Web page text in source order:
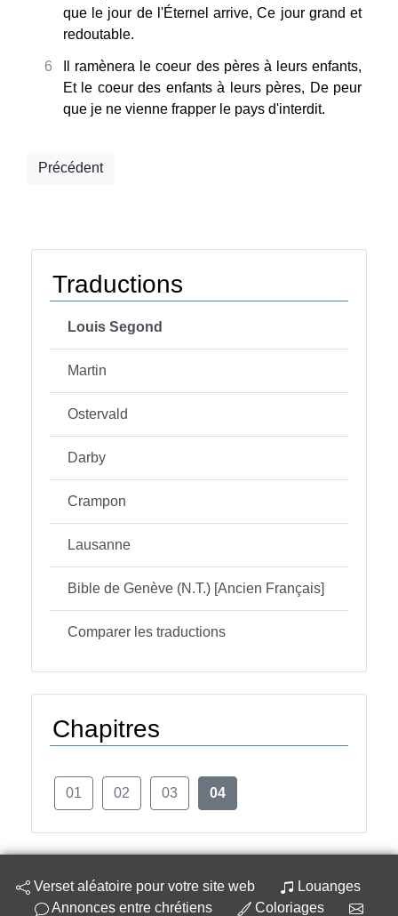
que le jour de l'Éternel arrive, Ce jour grand et
redoutable.
6
Il ramènera le coeur des pères à leurs enfants,
Et le coeur des enfants à leurs pères, De peur
que je ne vienne frapper le pays d'interdit.
Précédent
Traductions
Louis Segond
Martin
Ostervald
Darby
Crampon
Lausanne
Bible de Genève (N.T.) [Ancien Français]
Comparer les traductions
Chapitres
01 02 03 04
Verset aléatoire pour votre site web
Louanges
Annonces entre chrétiens
Coloriages